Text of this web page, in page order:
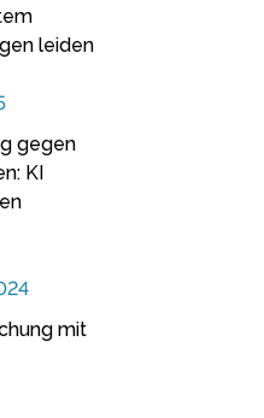
leiden
gegen
KI
mit